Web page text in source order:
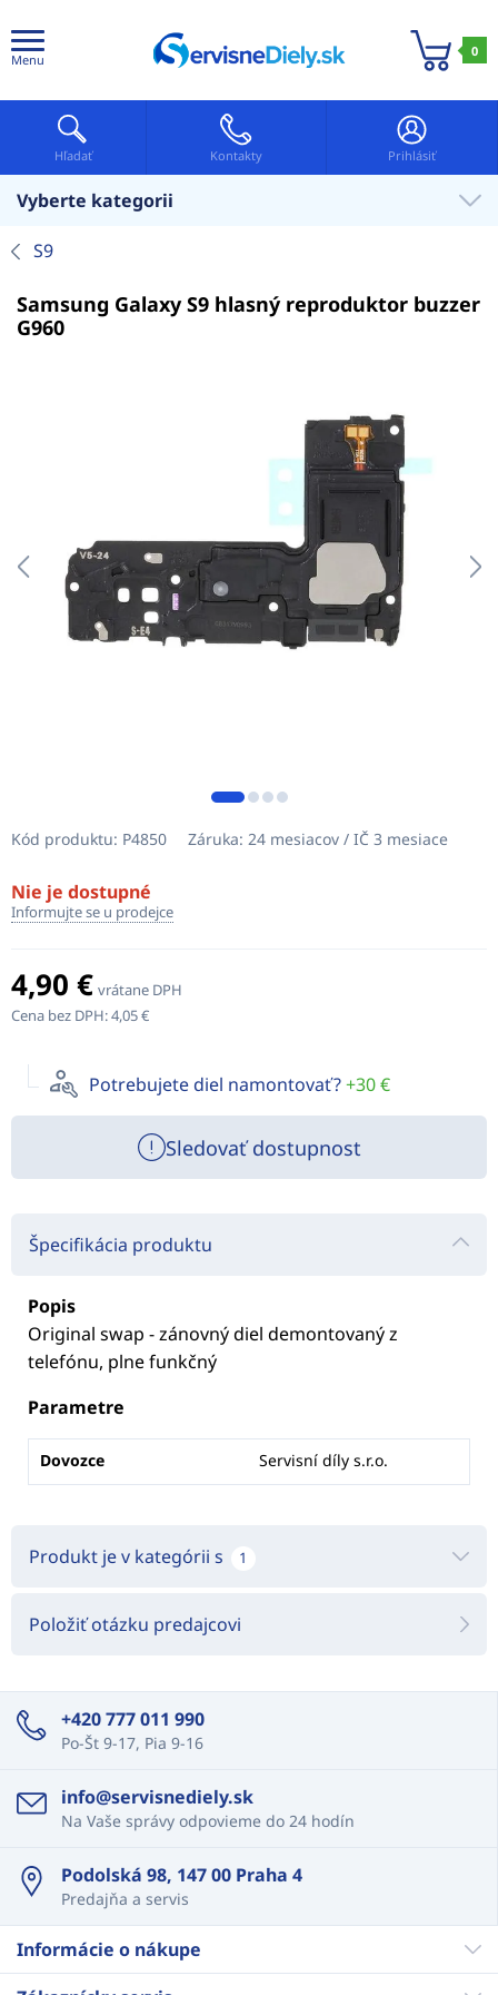
Menu
0
Hľadať Kontakty Prihlásiť
Vyberte kategorii
S9
Samsung Galaxy S9 hlasný reproduktor buzzer
G960
Kód produktu: P4850 Záruka: 24 mesiacov / IČ 3 mesiace
Nie je dostupné
Informujte se u prodejce
4,90 € vrátane DPH
Cena bez DPH:4,05 €
Potrebujete diel namontovať?+30 €
Sledovať dostupnost
Špecifikácia produktu
Popis
Original swap - zánovný diel demontovaný z
telefónu, plne funkčný
Parametre
Dovozce Servisní díly s.r.o.
Produkt je v kategórii s 1
Položiť otázku predajcovi
+420 777 011 990
Po-Št 9-17, Pia 9-16
info@servisnediely.sk
Na Vaše správy odpovieme do 24 hodín
Podolská 98, 147 00 Praha 4
Predajňa a servis
Informácie o nákupe